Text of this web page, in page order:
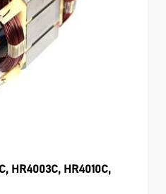
HR4003C, HR4010C,